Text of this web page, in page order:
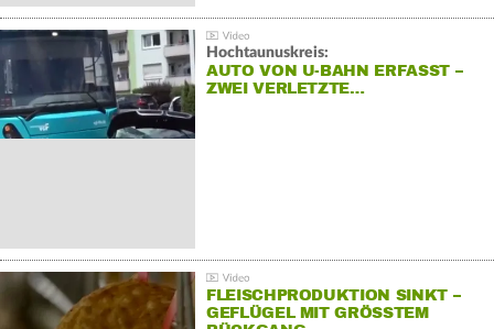
Hochtaunuskreis:
AUTO VON U-BAHN ERFASST –
ZWEI VERLETZTE…
FLEISCHPRODUKTION SINKT –
GEFLÜGEL MIT GRÖSSTEM R